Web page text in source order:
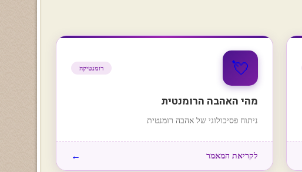
💘 רומנטיקה
מהי האהבה הרומנטית
ניתוח פסיכולוגי של אהבה רומנטית
לקריאת המאמר ←